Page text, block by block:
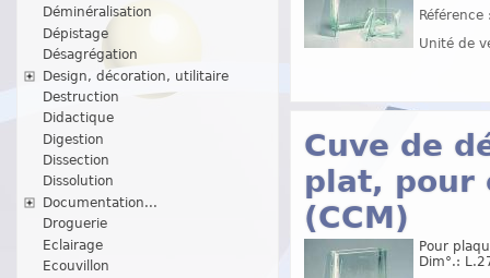
Déminéralisation
Dépistage
Désagrégation
Design, décoration, utilitaire
Destruction
Didactique
Digestion
Dissection
Dissolution
Documentation...
Droguerie
Eclairage
Ecouvillon
Unité de
Cuve de
plat, pour
(CCM)
Pour
Dim°.: